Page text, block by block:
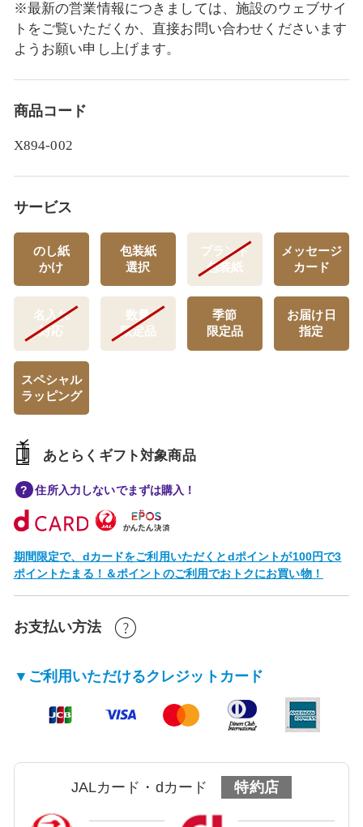
※最新の営業情報につきましては、施設のウェブサイ
トをご覧いただくか、直接お問い合わせくださいます
ようお願い申し上げます。
商品コード
X894-002
サービス
のし紙
かけ
包装紙
選択
ブランド
包装紙
メッセージ
カード
名入れ
対応
数量
限定品
季節
限定品
お届け日
指定
スペシャル
ラッピング
あとらくギフト対象商品
住所入力しないでまずは購入！
期間限定で、dカードをご利用いただくとdポイントが100円で3
ポイントたまる！＆ポイントのご利用でおトクにお買い物！
お支払い方法
▼ご利用いただけるクレジットカード
JALカード・dカード 特約店